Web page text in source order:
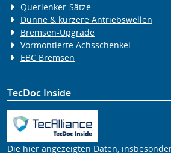
Querlenker-Sätze
Dünne & kürzere Antriebswellen
Bremsen-Upgrade
Vormontierte Achsschenkel
EBC Bremsen
TecDoc Inside
Die hier angezeigten Daten,